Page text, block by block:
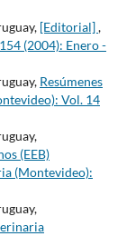
[Editorial],
(2004): Enero -
Resúmenes
Vol. 14
(EEB)
(Montevideo):